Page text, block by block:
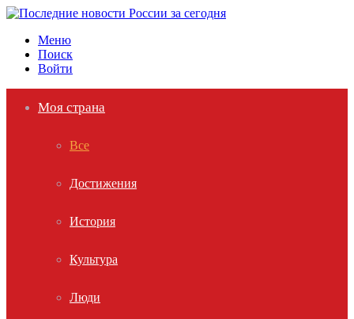
Меню
Поиск
Войти
Моя страна
Все
Достижения
История
Культура
Люди